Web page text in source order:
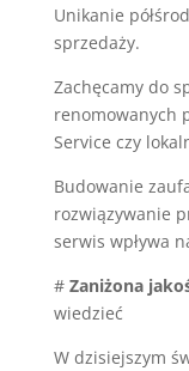
Unikanie
sprzedaży.
Zachęcamy do
renomowanych
Service czy
Budowanie
rozwiązywanie
serwis wpływa
# Zaniżona
wiedzieć
W dzisiejszym